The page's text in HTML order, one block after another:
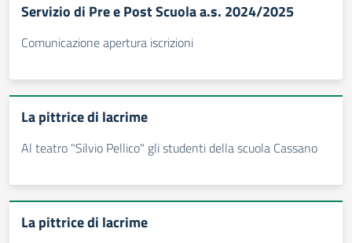
Servizio di Pre e Post Scuola a.s. 2024/2025
Comunicazione apertura iscrizioni
La pittrice di lacrime
Al teatro "Silvio Pellico" gli studenti della scuola Cassano
La pittrice di lacrime